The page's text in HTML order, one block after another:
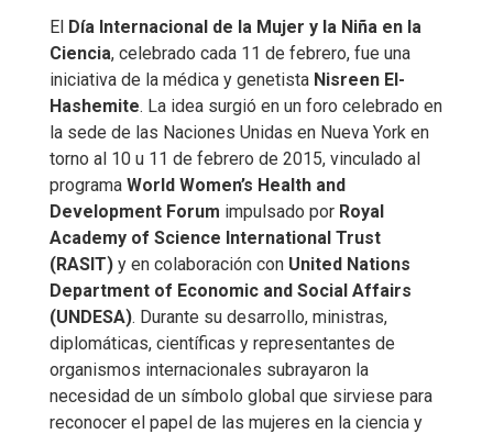
El Día Internacional de la Mujer y la Niña en la
Ciencia, celebrado cada 11 de febrero, fue una
iniciativa de la médica y genetista Nisreen El-
Hashemite. La idea surgió en un foro celebrado en
la sede de las Naciones Unidas en Nueva York en
torno al 10 u 11 de febrero de 2015, vinculado al
programa World Women’s Health and
Development Forum impulsado por Royal
Academy of Science International Trust
(RASIT) y en colaboración con United Nations
Department of Economic and Social Affairs
(UNDESA). Durante su desarrollo, ministras,
diplomáticas, científicas y representantes de
organismos internacionales subrayaron la
necesidad de un símbolo global que sirviese para
reconocer el papel de las mujeres en la ciencia y